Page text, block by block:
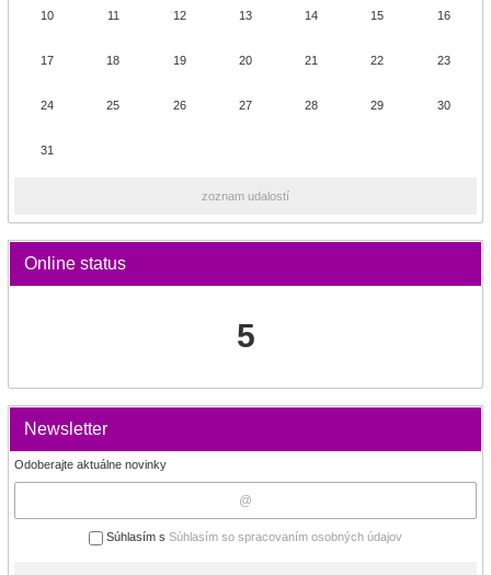
10 11 12 13 14 15 16
17 18 19 20 21 22 23
24 25 26 27 28 29 30
31
zoznam udalostí
Online status
5
Newsletter
Odoberajte aktuálne novinky
Súhlasím s Súhlasím so spracovaním osobných údajov